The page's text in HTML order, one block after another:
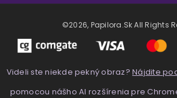
©2026, Papilora.sk All Rights
Videli ste niekde pekný obraz?Nájdite
pomocou nášho AI rozšírenia pre